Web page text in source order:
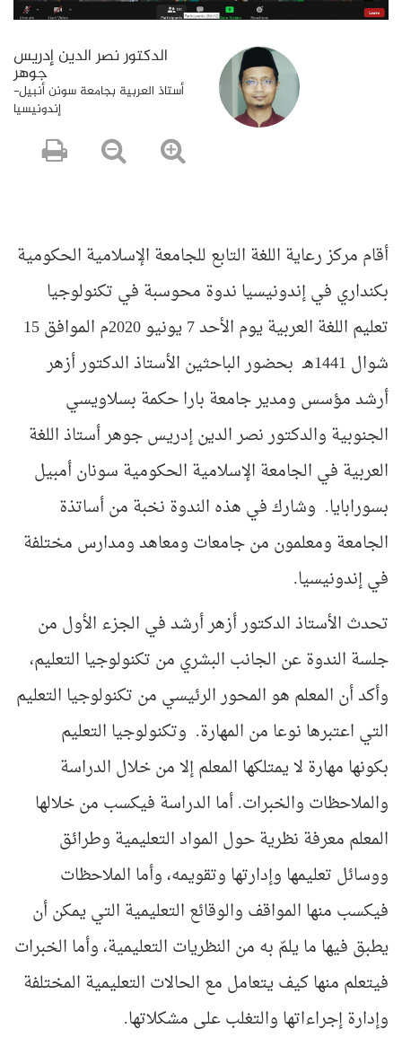
الدكتور نصر الدين إدريس
جوهر
أستاذ العربية بجامعة سونن أنبيل-
إندونيسيا
أقام مركز رعاية اللغة التابع للجامعة الإسلامية الحكومية
بكنداري في إندونيسيا ندوة محوسبة في تكنولوجيا
تعليم اللغة العربية يوم الأحد 7 يونيو 2020م الموافق 15
شوال 1441هـ بحضور الباحثين الأستاذ الدكتور أزهر
أرشد مؤسس ومدير جامعة بارا حكمة بسلاويسي
الجنوبية والدكتور نصر الدين إدريس جوهر أستاذ اللغة
العربية في الجامعة الإسلامية الحكومية سونان أمبيل
بسورابايا. وشارك في هذه الندوة نخبة من أساتذة
الجامعة ومعلمون من جامعات ومعاهد ومدارس مختلفة
في إندونيسيا.
تحدث الأستاذ الدكتور أزهر أرشد في الجزء الأول من
جلسة الندوة عن الجانب البشري من تكنولوجيا التعليم،
وأكد أن المعلم هو المحور الرئيسي من تكنولوجيا التعليم
التي اعتبرها نوعا من المهارة. وتكنولوجيا التعليم
بكونها مهارة لا يمتلكها المعلم إلا من خلال الدراسة
والملاحظات والخبرات. أما الدراسة فيكسب من خلالها
المعلم معرفة نظرية حول المواد التعليمية وطرائق
ووسائل تعليمها وإدارتها وتقويمه، وأما الملاحظات
فيكسب منها المواقف والوقائع التعليمية التي يمكن أن
يطبق فيها ما يلمّ به من النظريات التعليمية، وأما الخبرات
فيتعلم منها كيف يتعامل مع الحالات التعليمية المختلفة
وإدارة إجراءاتها والتغلب على مشكلاتها.